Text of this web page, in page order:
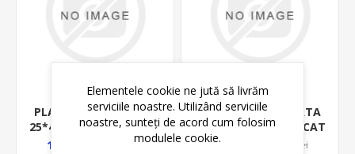
PLATBANDA ZINCATA
25*4MM - OTEL ZINCAT
14,60 lei 19,15 lei
PLATBANDA ZINCATA
30*3MM - OTEL ZINCAT
14,21 lei 18,40 lei
Elementele cookie ne jută să livrăm
serviciile noastre. Utilizând serviciile
noastre, sunteți de acord cum folosim
modulele cookie.